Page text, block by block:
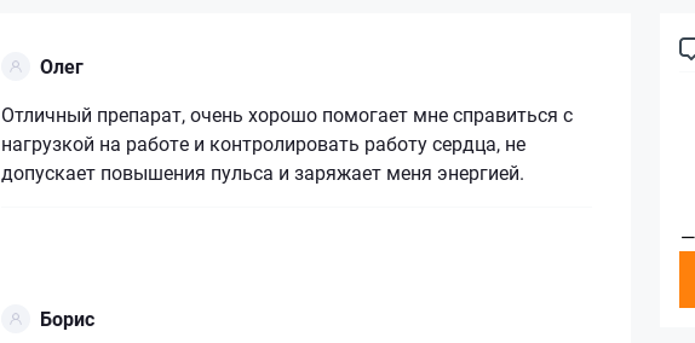
Олег
Отличный препарат, очень хорошо помогает мне справиться с
нагрузкой на работе и контролировать работу сердца, не
допускает повышения пульса и заряжает меня энергией.
Борис